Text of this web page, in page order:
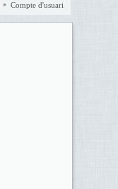
Compte d'usuari